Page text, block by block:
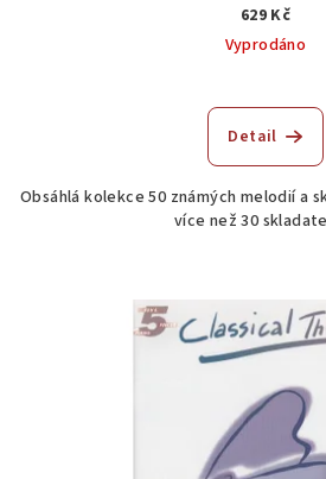
629 Kč
Vyprodáno
Detail
Obsáhlá kolekce 50 známých melodií a
více než 30